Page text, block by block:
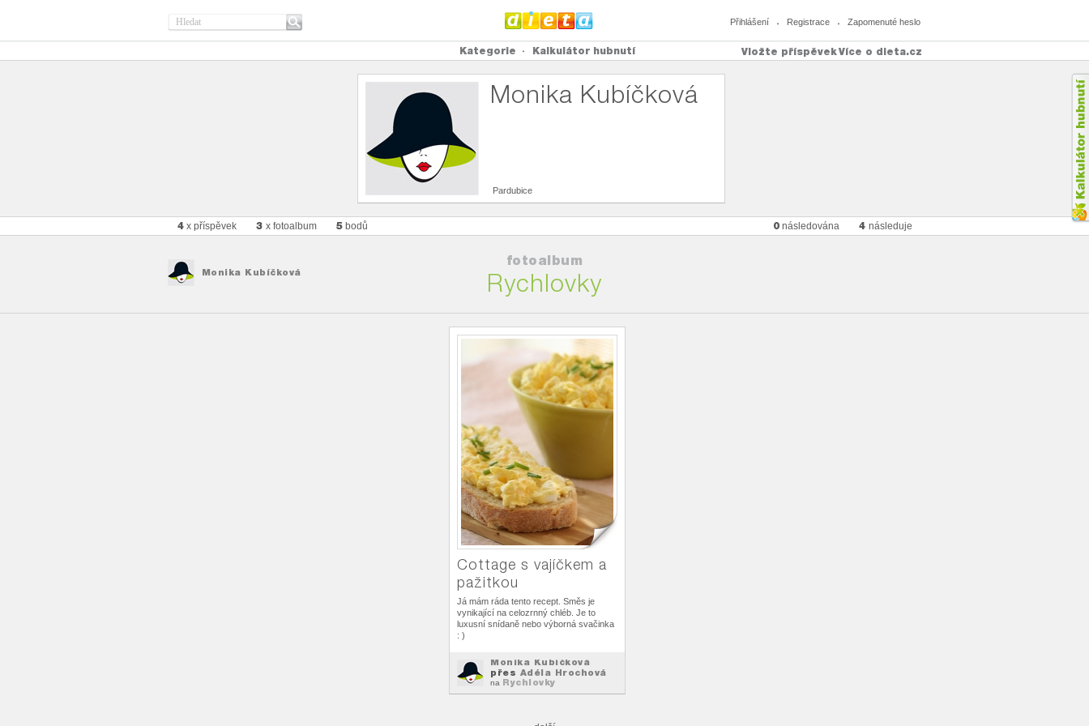
Přihlášení Registrace Zapomenuté heslo
Kategorie Kalkulátor hubnutí Více o dieta.cz
Vložte příspěvek
Monika Kubíčková
Pardubice
4 x příspěvek 3 x fotoalbum 5 bodů 0 následována 4 následuje
Monika Kubíčková
fotoalbum
Rychlovky
Cottage s vajíčkem a
pažitkou
Já mám ráda tento recept. Směs je
vynikající na celozrnný chléb. Je to
luxusní snídaně nebo výborná svačinka
: )
Monika Kubíčková
přes Adéla Hrochová
na Rychlovky